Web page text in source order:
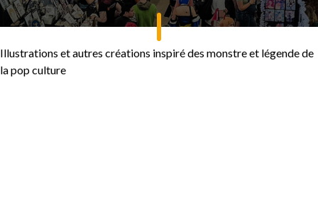
Illustrations et autres créations inspiré des monstre et légende de
la pop culture